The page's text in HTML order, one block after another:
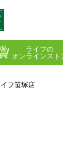
ライフの
オンラインスト
フ笹塚店